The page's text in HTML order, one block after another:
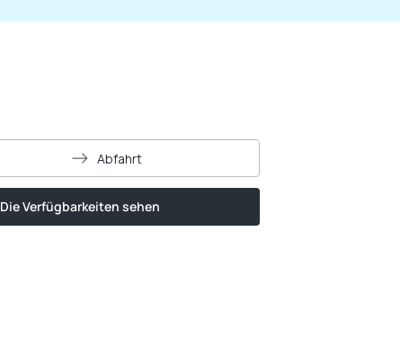
Abfahrt
Die Verfügbarkeiten sehen